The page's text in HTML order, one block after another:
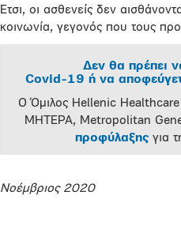
Έτσι, οι ασθενείς δεν
κοινωνία, γεγονός που τους
Δεν θα πρέπει
Covid-19 ή να
Ο Όμιλος Hellenic
ΜΗΤΕΡΑ, Metropolitan
προφύλαξης για
Νοέμβριος 2020